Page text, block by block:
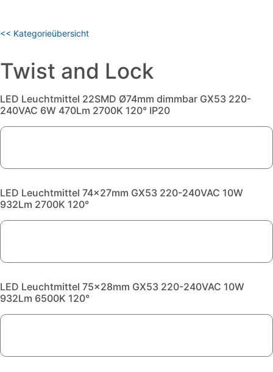
<< Kategorieübersicht
Twist and Lock
LED Leuchtmittel 22SMD Ø74mm dimmbar GX53 220-
240VAC 6W 470Lm 2700K 120° IP20
LED Leuchtmittel 74x27mm GX53 220-240VAC 10W
932Lm 2700K 120°
LED Leuchtmittel 75x28mm GX53 220-240VAC 10W
932Lm 6500K 120°